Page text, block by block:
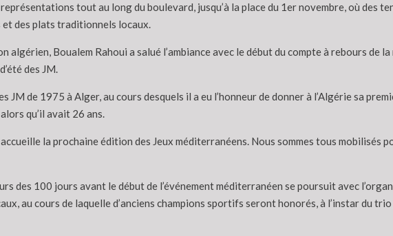
tout au long du boulevard, jusqu’à la place du 1er novembre, où des
des plats traditionnels locaux.
algérien, Boualem Rahoui a salué l’ambiance avec le début du compte à rebours
des JM.
JM de 1975 à Alger, au cours desquels il a eu l’honneur de donner à l’Algérie sa
qu’il avait 26 ans.
accueille la prochaine édition des Jeux méditerranéens. Nous sommes tous
des 100 jours avant le début de l’événement méditerranéen se poursuit avec
au cours de laquelle d’anciens champions sportifs seront honorés, à l’instar du